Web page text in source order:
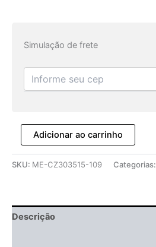
Simulação de frete
Adicionar ao carrinho
SKU: ME-CZ303515-109 Categorias:
Descrição